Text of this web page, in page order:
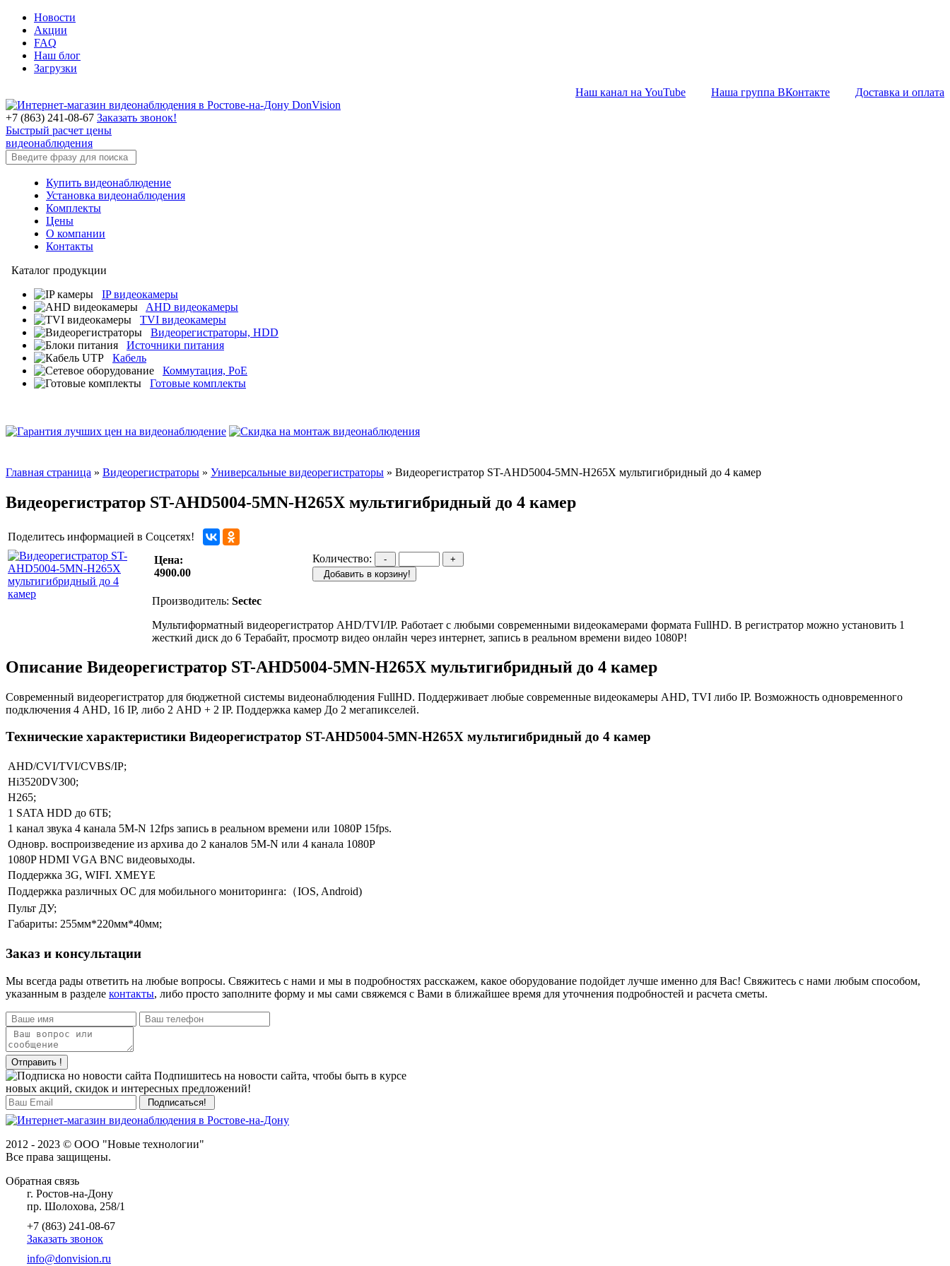
Новости
Акции
FAQ
Наш блог
Загрузки
Наш канал на YouTube
Наша группа ВКонтакте Доставка и оплата
+7 (863) 241-08-67 Заказать звонок!
Быстрый расчет цены
видеонаблюдения
Купить видеонаблюдение
Установка видеонаблюдения
Комплекты
Цены
О компании
Контакты
Каталог продукции
IP видеокамеры
AHD видеокамеры
TVI видеокамеры
Видеорегистраторы, HDD
Источники питания
Кабель
Коммутация, PoE
Готовые комплекты
Главная страница » Видеорегистраторы » Универсальные видеорегистраторы » Видеорегистратор ST-AHD5004-5MN-H265X мультигибридный до 4 камер
Видеорегистратор ST-AHD5004-5MN-H265X мультигибридный до 4 камер
Поделитесь информацией в Соцсетях!
Цена:
4900.00
Количество: -
+
Добавить в корзину!
Производитель: Sectec
Мультиформатный видеорегистратор AHD/TVI/IP. Работает с любыми современными видеокамерами формата FullHD. В регистратор можно установить 1
жесткий диск до 6 Терабайт, просмотр видео онлайн через интернет, запись в реальном времени видео 1080P!
Описание Видеорегистратор ST-AHD5004-5MN-H265X мультигибридный до 4 камер
Современный видеорегистратор для бюджетной системы видеонаблюдения FullHD. Поддерживает любые современные видеокамеры AHD, TVI либо IP. Возможность одновременного
подключения 4 AHD, 16 IP, либо 2 AHD + 2 IP. Поддержка камер До 2 мегапикселей.
Технические характеристики Видеорегистратор ST-AHD5004-5MN-H265X мультигибридный до 4 камер
AHD/CVI/TVI/CVBS/IP;
Hi3520DV300;
H265;
1 SATA HDD до 6ТБ;
1 канал звука 4 канала 5M-N 12fps запись в реальном времени или 1080P 15fps.
Одновр. воспроизведение из архива до 2 каналов 5M-N или 4 канала 1080P
1080P HDMI VGA BNC видеовыходы.
Поддержка 3G, WIFI. XMEYE
Поддержка различных ОС для мобильного мониторинга:（IOS, Android)
Пульт ДУ;
Габариты: 255мм*220мм*40мм;
Заказ и консультации
Мы всегда рады ответить на любые вопросы. Свяжитесь с нами и мы в подробностях расскажем, какое оборудование подойдет лучше именно для Вас! Свяжитесь с нами любым способом,
указанным в разделе контакты, либо просто заполните форму и мы сами свяжемся с Вами в ближайшее время для уточнения подробностей и расчета сметы.
Отправить !
Подпишитесь на новости сайта, чтобы быть в курсе
новых акций, скидок и интересных предложений!
2012 - 2023 © ООО "Новые технологии"
Все права защищены.
Обратная связь
г. Ростов-на-Дону
пр. Шолохова, 258/1
+7 (863) 241-08-67
Заказать звонок
info@donvision.ru